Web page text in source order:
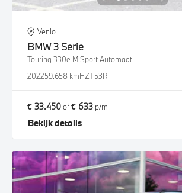
Venlo
BMW3 Serie
Touring 330e M Sport Automaat
202259.658 kmHZT53R
€ 33.450of€ 633 p/m
Bekijk details